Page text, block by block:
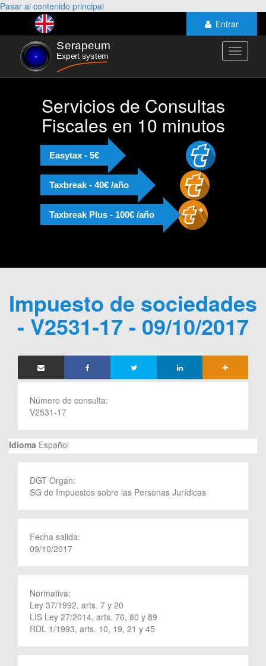
Pasar al contenido principal
Entrar
Toggle
Servicios de Consultas
Fiscales en 10 minutos
Easytax - 5€
Taxbreak - 40€ /año
Taxbreak Plus - 100€ /año
Impuesto de sociedades
- V2531-17 - 09/10/2017
Número de consulta:
V2531-17
Idioma Español
DGT Organ:
SG de Impuestos sobre las Personas Jurídicas
Fecha salida:
09/10/2017
Normativa:
Ley 37/1992, arts. 7 y 20
LIS Ley 27/2014, arts. 76, 80 y 89
RDL 1/1993, arts. 10, 19, 21 y 45